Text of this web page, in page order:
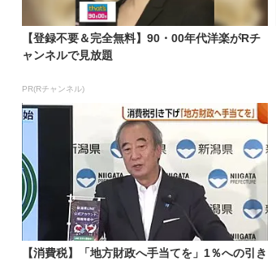
【登録不要＆完全無料】90・00年代洋楽がRチ
ャンネルで見放題
PR(Rチャンネル)
【消費税】「地方財政へ手当てを」1％への引き